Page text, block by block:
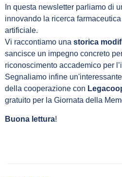
In questa newsletter parliamo di
innovando la ricerca
artificiale.
Vi raccontiamo una storica
sancisce un impegno concreto
riconoscimento accademico per
Segnaliamo infine
della cooperazione con
gratuito per la Giornata della
Buona lettura!